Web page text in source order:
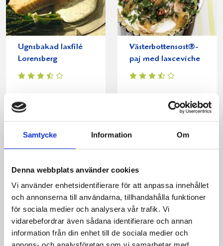
Samtycke Information Om
Denna webbplats använder cookies
Vi använder enhetsidentifierare för att anpassa innehållet
och annonserna till användarna, tillhandahålla funktioner
för sociala medier och analysera vår trafik. Vi
vidarebefordrar även sådana identifierare och annan
information från din enhet till de sociala medier och
Ugnsbakad laxfilé
Lorensberg
Västerbottensost®-
paj med laxceviche
Västerbottensbakelser
Fiskfläta med
chablissås